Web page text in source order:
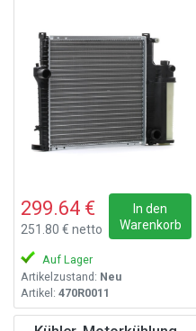
299.64 €
251.80 € netto
In den
Warenkorb
Auf Lager
Artikelzustand: Neu
Artikel: 470R0011